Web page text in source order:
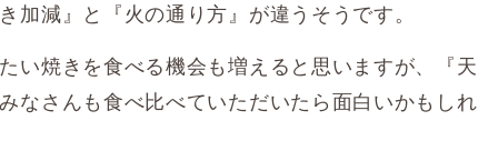
加減』と『火の通り方』が違うそうです。
い焼きを食べる機会も増えると思いますが、『天
なさんも食べ比べていただいたら面白いかもしれ